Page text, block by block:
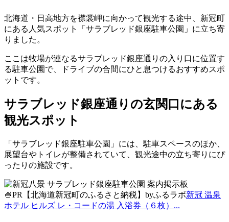
北海道・日高地方を襟裳岬に向かって観光する途中、新冠町
にある人気スポット「サラブレッド銀座駐車公園」に立ち寄
りました。
ここは牧場が連なるサラブレッド銀座通りの入り口に位置す
る駐車公園で、ドライブの合間にひと息つけるおすすめスポ
ットです。
サラブレッド銀座通りの玄関口にある
観光スポット
「サラブレッド銀座駐車公園」には、駐車スペースのほか、
展望台やトイレが整備されていて、観光途中の立ち寄りにぴ
ったりの施設です。
🍧PR【北海道新冠町のふるさと納税】byふるラボ新冠 温泉
ホテル ヒルズ レ・コードの湯 入浴券（６枚）...